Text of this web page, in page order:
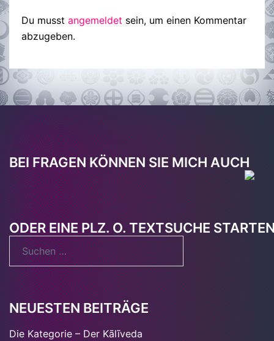
Du musst angemeldet sein, um einen Kommentar
abzugeben.
BEI FRAGEN KÖNNEN SIE MICH AUCH
ODER EINE PLZ. O. TEXTSUCHE
Suchen
nach:
NEUESTEN BEITRÄGE
Die Kategorie – Der Kālīveda